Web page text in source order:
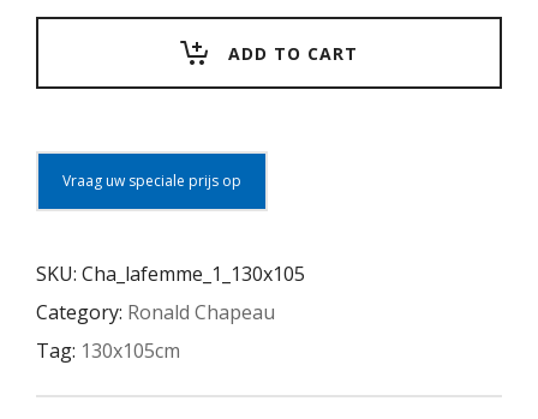
ADD TO CART
Vraag uw speciale prijs op
SKU: Cha_lafemme_1_130x105
Category: Ronald Chapeau
Tag: 130x105cm